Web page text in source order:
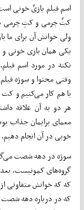
اسم فیلم بازیً ‌خونی
کتً چرمی و کتِ چرمی در
ولی خوانش آن برای ما
یکی همان بازی خونی و
نکته در مورد اسم
وقتی محتوا و سوژه
با هم کار می‌کنیم و کت
هر دو به آن علاقه
معمای برایمان جذاب
خوبی در آن انجام دهیم.
گروه‌های کمونیست، بعد
که که خوانش متفاوتی
که در درباره دهه شصت